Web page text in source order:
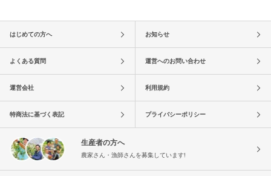
はじめての方へ お知らせ
よくある質問 運営へのお問い合わせ
運営会社 利用規約
特商法に基づく表記 プライバシーポリシー
生産者の方へ
農家さん・漁師さんを募集しています!